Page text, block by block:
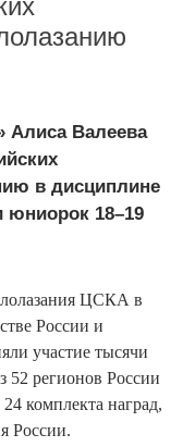
Алиса Валеева
в дисциплине
юниорок 18–19
ЦСКА в
России и
участие тысячи
52 регионов России
комплекта наград,
России.